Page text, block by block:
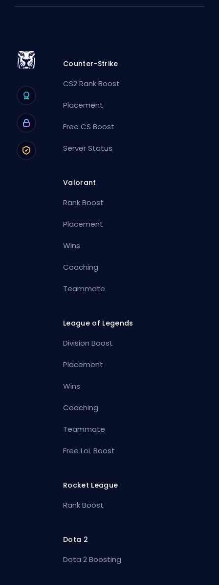
Counter-Strike
CS2 Rank Boost
Placement
Free CS Boost
Server Status
Valorant
Rank Boost
Placement
Wins
Coaching
Teammate
League of Legends
Division Boost
Placement
Wins
Coaching
Teammate
Free LoL Boost
Rocket League
Rank Boost
Dota 2
Dota 2 Boosting